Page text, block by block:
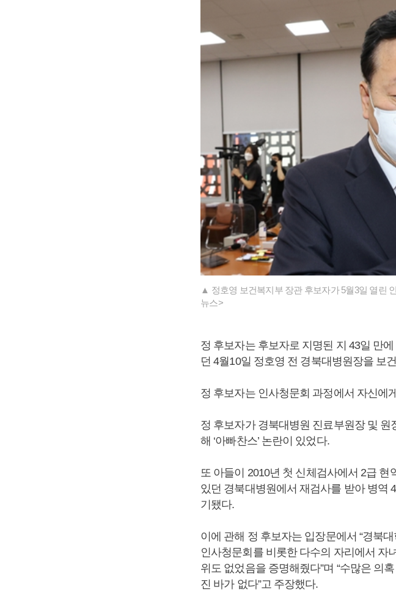
▲ 정호영 보건복지부 장관 후보자가 5월3일 열린
뉴스>
정 후보자는 후보자로 지명된 지 43일 만
던 4월10일 정호영 전 경북대병원장을 보
정 후보자는 인사청문회 과정에서 자신에
정 후보자가 경북대병원 진료부원장 및
해 ‘아빠찬스’ 논란이 있었다.
또 아들이 2010년 첫 신체검사에서 2급
있던 경북대병원에서 재검사를 받아 병역
기됐다.
이에 관해 정 후보자는 입장문에서 “경북
인사청문회를 비롯한 다수의 자리에서 자
위도 없었음을 증명해줬다”며 “수많은 의
진 바가 없다”고 주장했다.